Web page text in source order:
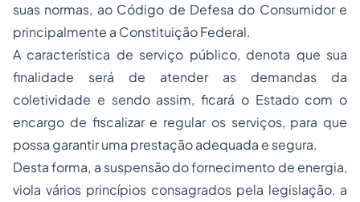
suas normas, ao Código de Defesa do Consumidor e
principalmente a Constituição Federal.
A característica de serviço público, denota que sua
finalidade será de atender as demandas da
coletividade e sendo assim, ficará o Estado com o
encargo de fiscalizar e regular os serviços, para que
possa garantir uma prestação adequada e segura.
Desta forma, a suspensão do fornecimento de energia,
viola vários princípios consagrados pela legislação, a